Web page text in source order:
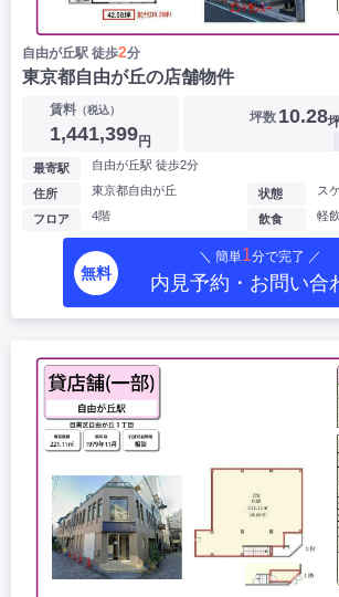
自由が丘駅 徒歩2分
東京都自由が丘の店舗物件
賃料 （税込）
1,441,399円
坪数 10.28
最寄駅 自由が丘駅 徒歩2分
住所 東京都自由が丘
フロア 4階
状態 ス
飲食 軽
無料
＼ 簡単1分で完了 ／
内見予約・お問い合